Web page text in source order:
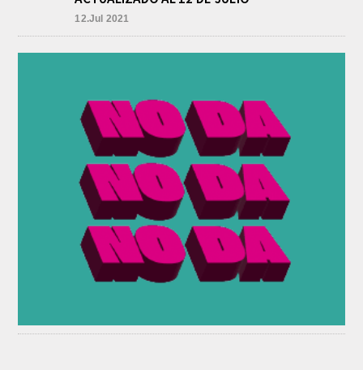
12.Jul 2021